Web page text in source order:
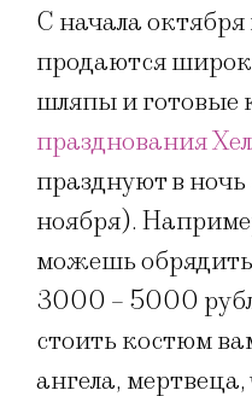
С начала
продаются
шляпы и готовые
празднования
празднуют в ночь
ноября).
можешь
3000 – 5000
стоить костюм
ангела,